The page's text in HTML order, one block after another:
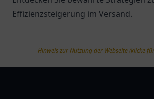
Effizienzsteigerung im Versand.
Hinweis zur Nutzung der Webseite (klicke